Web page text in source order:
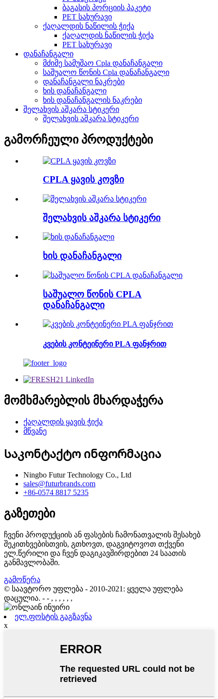
ბაგასის პორციის პაკეტი
PET სახურავი
ქაღალდის ნაწილის ჭიქა
ქაღალდის ნაწილის ჭიქა
PET სახურავი
დანაჩანგალი
მძიმე სამუშაო Cpla დანაჩანგალი
საშუალო წონის Cpla დანაჩანგალი
დანაჩანგალი ნაკრები
ხის დანაჩანგალი
ხის დანაჩანგალის ნაკრები
შელახვის აშკარა სტიკერი
შელახვის აშკარა სტიკერი
გამორჩეული პროდუქტები
CPLA ყავის კოვზი
შელახვის აშკარა სტიკერი
ხის დანაჩანგალი
საშუალო წონის CPLA
დანაჩანგალი
კვების კონტეინერი PLA ფანჯრით
მომხმარებლის მხარდაჭერა
ქაღალდის ყავის ჭიქა
მწვანე
Საკონტაქტო ინფორმაცია
Ningbo Futur Technology Co., Ltd
sales@futurbrands.com
+86-0574 8817 5235
გაზეთები
ჩვენი პროდუქციის ან ფასების ჩამონათვალის შესახებ
შეკითხვებისთვის, გთხოვთ, დაგვიტოვოთ თქვენი
ელ.წერილი და ჩვენ დაგიკავშირდებით 24 საათის
განმავლობაში.
გამოწერა
© საავტორო უფლება - 2010-2021: ყველა უფლება
დაცულია. - - , , , , , ,
ელ.ფოსტის გაგზავნა
x